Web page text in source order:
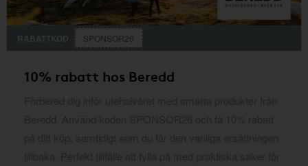
RABATTKOD SPONSOR26
10% rabatt hos Beredd